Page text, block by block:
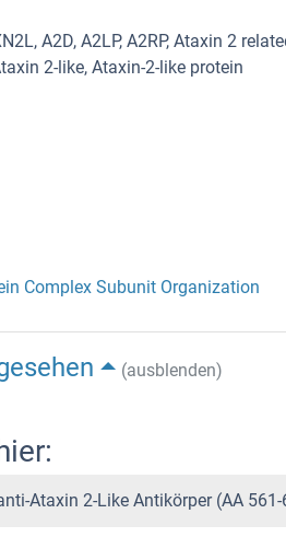
A2D, A2LP, A2RP, Ataxin 2
2-like, Ataxin-2-like protein
Complex Subunit Organization
(ausblenden)
Ataxin 2-Like Antikörper (AA